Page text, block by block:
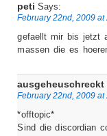
peti Says:
February 22nd, 2009 at
gefaellt mir bis jetzt
massen die es
ausgeheuschreckt
February 22nd, 2009 at
*offtopic*
Sind die discordian